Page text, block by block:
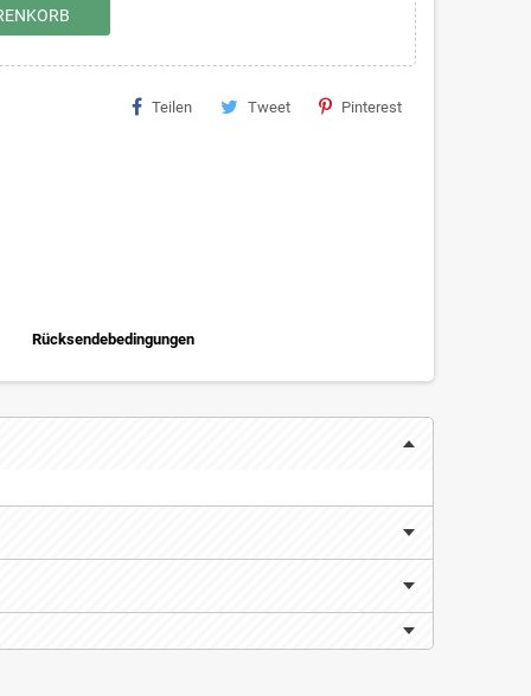
Teilen Tweet Pinterest
Rücksendebedingungen